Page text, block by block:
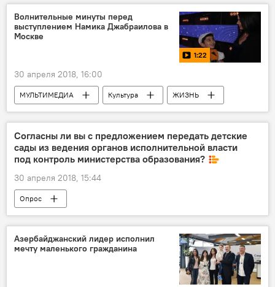
возлюбленный
Волнительные минуты перед
выступлением Намика Джабраилова в
Москве
1:22
30 апреля 2018, 16:00
МУЛЬТИМЕДИА Культура
ЖИЗНЬ
Азербайджан
Видео
Новости
Россия
Согласны ли вы с предложением передать детские
сады из ведения органов исполнительной власти
под контроль министерства образования?
30 апреля 2018, 15:44
Опрос
Азербайджанский лидер исполнил
мечту маленького гражданина